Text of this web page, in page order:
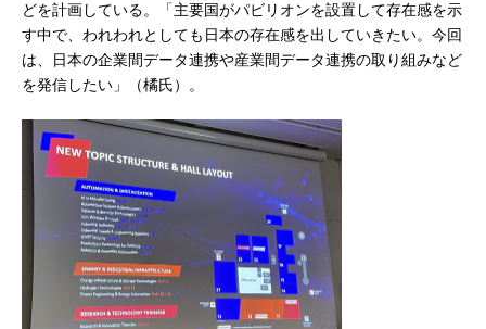
どを計画している。「主要国がパビリオンを設置して存在感を示
す中で、われわれとしても日本の存在感を出していきたい。今回
は、日本の企業間データ連携や産業間データ連携の取り組みなど
を発信したい」（橘氏）。